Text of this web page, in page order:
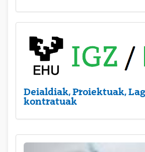
Deialdiak, Proiektuak,
kontratuak